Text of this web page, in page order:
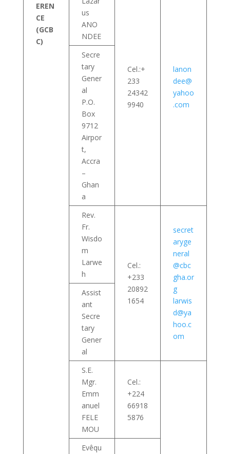
EREN
CE
(GCB
C)
us
ANO
NDEE
Cel.:+
233
24342
9940
lanon
dee@
yahoo
.com
Secre
tary
Gener
al
P.O.
Box
9712
Airpor
t,
Accra
–
Ghan
a
Rev.
Fr.
Wisdo
m
Larwe
h
Cel.:
+233
20892
1654
secret
aryge
neral
@cbc
gha.or
g
larwis
d@ya
hoo.c
om
Assist
ant
Secre
tary
Gener
al
S.E.
Mgr.
Emm
anuel
FELE
MOU
Cel.:
+224
66918
5876
Evêqu